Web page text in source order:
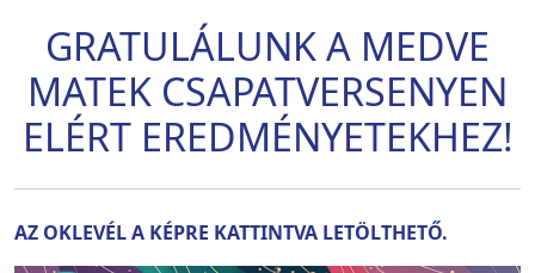
GRATULÁLUNK A MEDVE
MATEK CSAPATVERSENYEN
ELÉRT EREDMÉNYETEKHEZ!
AZ OKLEVÉL A KÉPRE KATTINTVA LETÖLTHETŐ.